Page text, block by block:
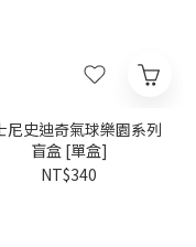
尼史迪奇氣球樂園系列
盲盒 [單盒]
NT$340